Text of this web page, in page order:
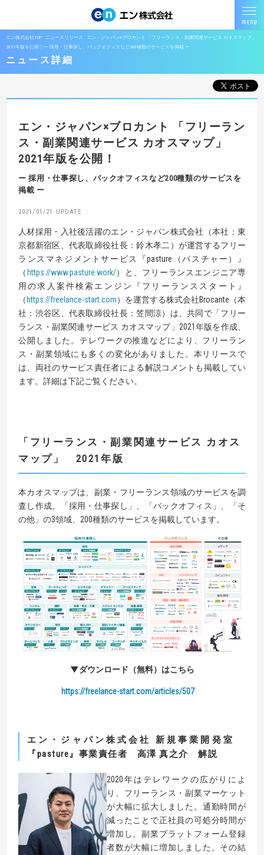
エン株式会社TOP ニュースリリース
エン・ジャパン×ブロカント 「フリーランス・副業関連サービス カオスマップ」
2021年版を公開！ー 採用・仕事探し、バックオフィスなど200種類のサービスを掲載 ー
ニュース詳細
エン・ジャパン×ブロカント
「フリーラン
ス・副業関連サービス カオスマップ」
2021年版を公開！
ー 採用・仕事探し、バックオフィスなど200種類のサービスを
掲載 ー
2021/01/21
人材採用・入社後活躍のエン・ジャパン株式会社（本社：東
京都新宿区、代表取締役社長：鈴木孝二）が運営するフリー
ランスマネジメントサービス『pasture（パスチャー）』
（https://www.pasture.work/）と、フリーランスエンジニア専
用の求人案件検索エンジン『フリーランススタート』
（https://freelance-start.com）を運営する株式会社Brocante（本
社：渋谷区、代表取締役社長：笠間涼）は、共同で「フリー
ランス・副業関連サービス カオスマップ」2021年版を作成、
公開しました。テレワークの推進などにより、フリーラン
ス・副業領域にも多くの変化がありました。本リリースで
は、両社のサービス責任者による解説コメントも掲載してい
ます。詳細は下記ご覧ください。
「フリーランス・副業関連サービス カオス
マップ」
2021 年版
本カオスマップは、副業・フリーランス領域のサービスを調
査し作成。「採用・仕事探し」、「バックオフィス」、「そ
の他」の3領域、200種類のサービスを掲載しています。
▼ダウンロード（無料）はこちら
https://freelance-start.com/articles/507
エン・ジャパン株式会社 新規事業開発室
『pasture』 事業責任者 高澤 真之介 解説
2020年はテレワークの広がりによ
り、フリーランス・副業マーケット
が大幅に拡大しました。通勤時間が
減ったことで正社員の可処分時間が
増加し、副業プラットフォーム登録
者数が大幅に増加しました。その結